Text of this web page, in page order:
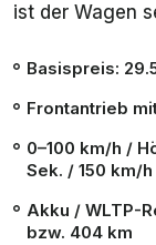
ist der Wagen
Basispreis:
Frontantrieb
0–100 km/h /
Sek. / 150 km/h
Akku / WLTP-
bzw. 404 km